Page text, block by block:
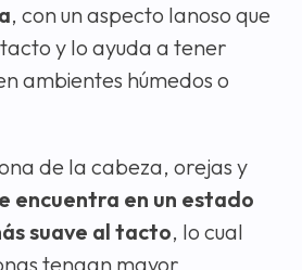
, con un aspecto lanoso que
y lo ayuda a tener
ambientes húmedos o
de la cabeza, orejas y
encuentra en un estado
suave al tacto, lo cual
tengan mayor